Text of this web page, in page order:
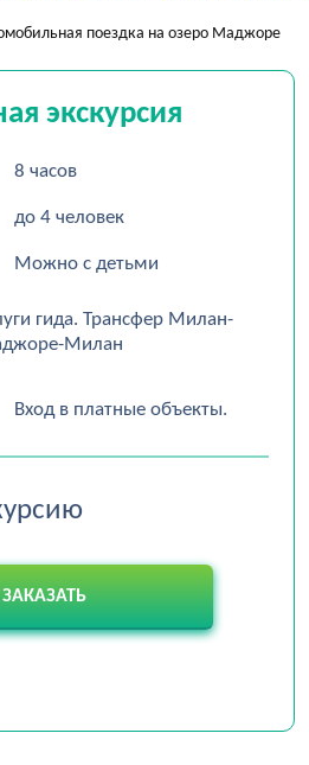
поездка на озеро Маджоре
экскурсия
8 часов
до 4 человек
Можно с детьми
гида. Трансфер Милан-
Милан
Вход в платные объекты.
ЗАКАЗАТЬ